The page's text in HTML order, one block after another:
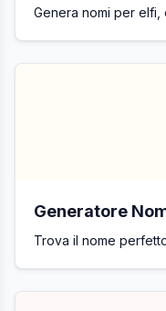
Genera nomi per elfi,
Generatore
Trova il nome